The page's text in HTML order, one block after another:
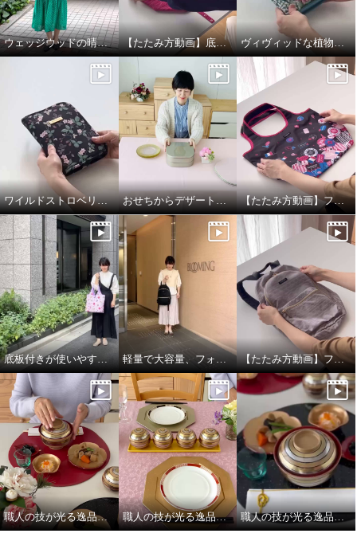
ウェッジウッドの晴雨兼用折りたたみ日傘 【たたみ方動画】底板付きが使いやすい！フォションポケッタブルマイバッグ ヴィヴィッドな植物柄がエレガント！お薬手帳も入るマルチケース
ワイルドストロベリー柄がエレガント！お薬手帳も入るマルチケース おせちからデザートまで！幅広いシーンで使える二段重箱 【たたみ方動画】フォション底板付きポケッタブルマイバッグ
底板付きが使いやすい、フォションポケッタブルマイバッグ 軽量で大容量、フォションジャガード織のリュック 【たたみ方動画】フォション ジャガード織ポケッタブルマイリュック
職人の技が光る逸品「宝独楽」の蓋付き椀 職人の技が光る逸品「宝独楽」のてまり蓋付き小鉢